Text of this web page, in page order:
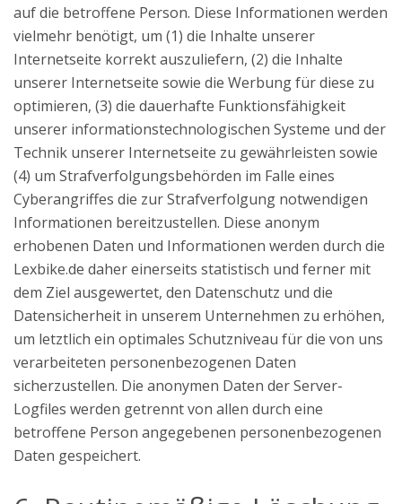
auf die betroffene Person. Diese Informationen werden
vielmehr benötigt, um (1) die Inhalte unserer
Internetseite korrekt auszuliefern, (2) die Inhalte
unserer Internetseite sowie die Werbung für diese zu
optimieren, (3) die dauerhafte Funktionsfähigkeit
unserer informationstechnologischen Systeme und der
Technik unserer Internetseite zu gewährleisten sowie
(4) um Strafverfolgungsbehörden im Falle eines
Cyberangriffes die zur Strafverfolgung notwendigen
Informationen bereitzustellen. Diese anonym
erhobenen Daten und Informationen werden durch die
Lexbike.de daher einerseits statistisch und ferner mit
dem Ziel ausgewertet, den Datenschutz und die
Datensicherheit in unserem Unternehmen zu erhöhen,
um letztlich ein optimales Schutzniveau für die von uns
verarbeiteten personenbezogenen Daten
sicherzustellen. Die anonymen Daten der Server-
Logfiles werden getrennt von allen durch eine
betroffene Person angegebenen personenbezogenen
Daten gespeichert.